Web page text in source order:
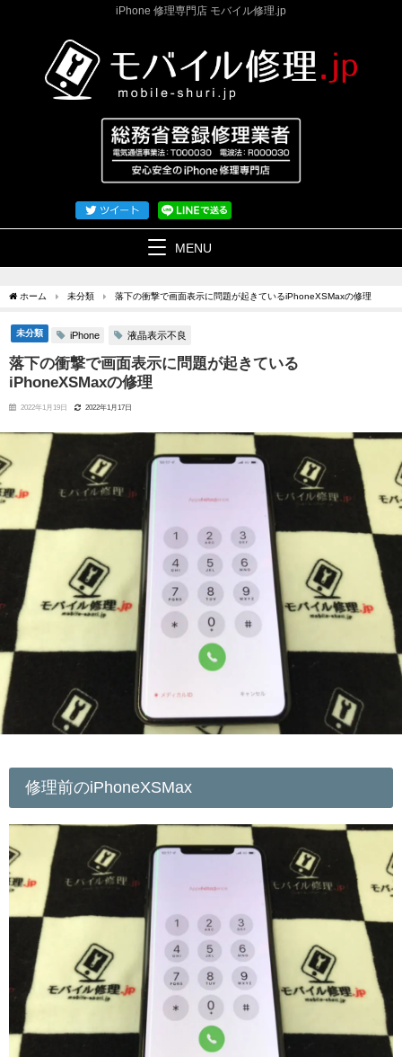
iPhone 修理専門店 モバイル修理.jp
MENU
ホーム 未分類 落下の衝撃で画面表示に問題が起きているiPhoneXSMaxの修理
未分類 iPhone 液晶表示不良
落下の衝撃で画面表示に問題が起きている
iPhoneXSMaxの修理
2022年1月19日 2022年1月17日
修理前のiPhoneXSMax